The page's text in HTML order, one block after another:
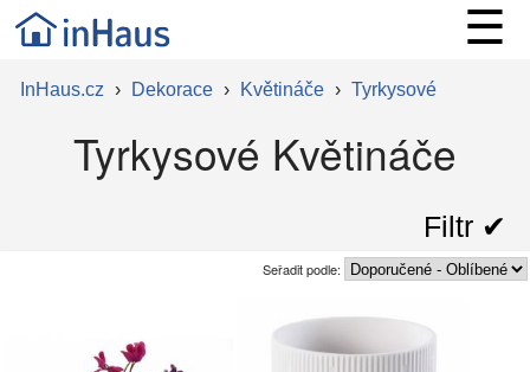
☰
InHaus.cz › Dekorace › Květináče › Tyrkysové
Tyrkysové Květináče
Filtr ✔︎
Seřadit podle: